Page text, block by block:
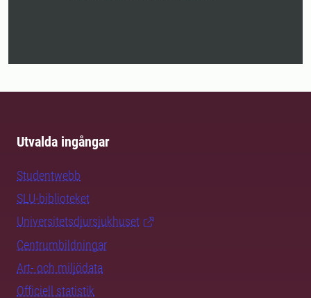
Utvalda ingångar
Studentwebb
SLU-biblioteket
Universitetsdjursjukhuset
Centrumbildningar
Art- och miljödata
Officiell statistik